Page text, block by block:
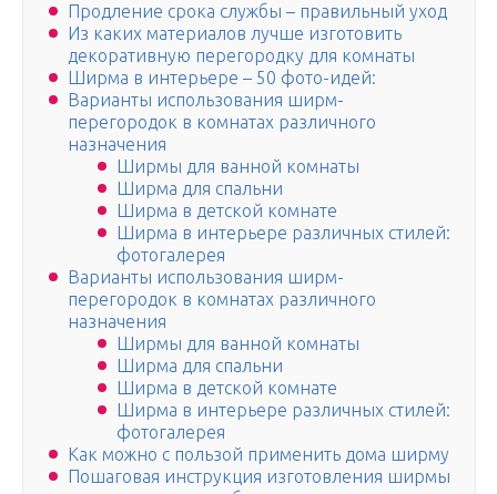
Продление срока службы – правильный уход
Из каких материалов лучше изготовить
декоративную перегородку для комнаты
Ширма в интерьере – 50 фото-идей:
Варианты использования ширм-
перегородок в комнатах различного
назначения
Ширмы для ванной комнаты
Ширма для спальни
Ширма в детской комнате
Ширма в интерьере различных стилей:
фотогалерея
Варианты использования ширм-
перегородок в комнатах различного
назначения
Ширмы для ванной комнаты
Ширма для спальни
Ширма в детской комнате
Ширма в интерьере различных стилей:
фотогалерея
Как можно с пользой применить дома ширму
Пошаговая инструкция изготовления ширмы